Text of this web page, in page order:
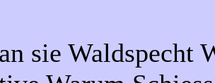
sie Waldspecht